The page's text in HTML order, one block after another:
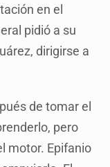
en el
pidió a su
dirigirse a
de tomar el
pero
motor. Epifanio